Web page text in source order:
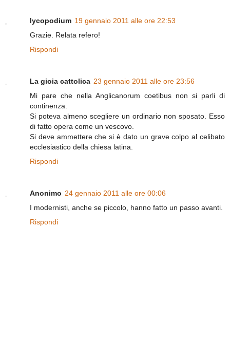
lycopodium 19 gennaio 2011 alle ore 22:53
Grazie. Relata refero!
Rispondi
La gioia cattolica 23 gennaio 2011 alle ore 23:56
Mi pare che nella Anglicanorum coetibus non si parli di
continenza.
Si poteva almeno scegliere un ordinario non sposato. Esso
di fatto opera come un vescovo.
Si deve ammettere che si è dato un grave colpo al celibato
ecclesiastico della chiesa latina.
Rispondi
Anonimo 24 gennaio 2011 alle ore 00:06
I modernisti, anche se piccolo, hanno fatto un passo avanti.
Rispondi